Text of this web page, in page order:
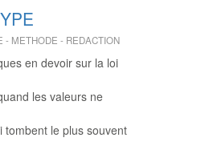
- METHODE - REDACTION
en devoir sur la loi
les valeurs ne
tombent le plus souvent